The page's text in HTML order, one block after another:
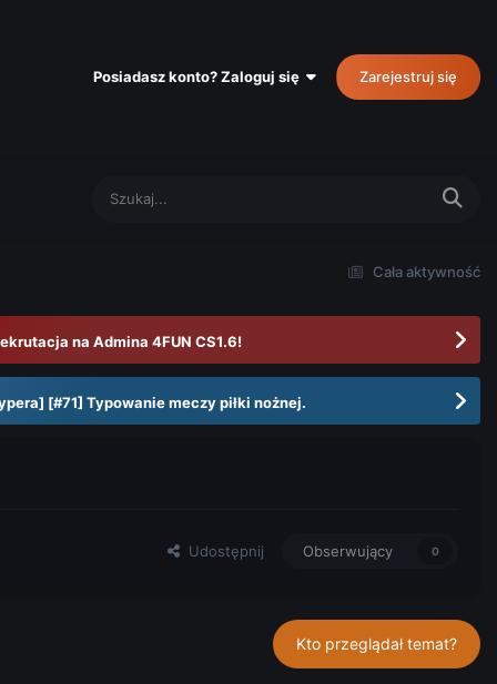
Posiadasz konto? Zaloguj się Zarejestruj się
Cała aktywność
na Admina 4FUN CS1.6!
[#71] Typowanie meczy piłki nożnej.
Udostępnij Obserwujący 0
Kto przeglądał temat?